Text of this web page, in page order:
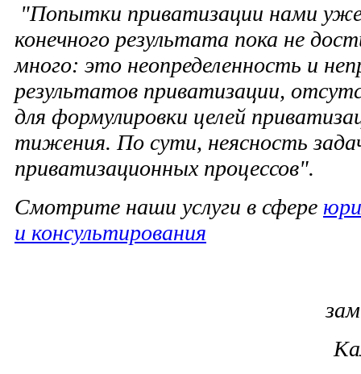
"Попытки приватизации нами
конечного результата пока не
много: это неопреде­ленность и
результатов прива­тизации,
для фор­мулировки целей
тижения. По сути, неясность
приватизационных процессов".
Смотрите наши услуги в сфере
и консультирования